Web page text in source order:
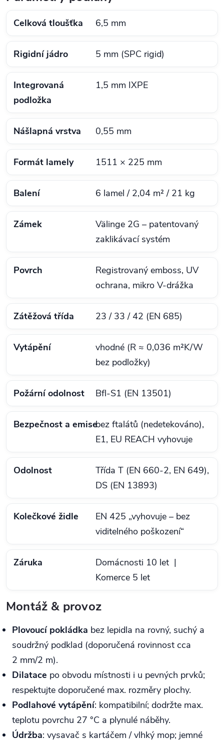
Celková tloušťka 6,5 mm
Rigidní jádro 5 mm (SPC rigid)
Integrovaná
podložka
1,5 mm IXPE
Nášlapná vrstva 0,55 mm
Formát lamely 1511 × 225 mm
Balení 6 lamel / 2,04 m² / 21 kg
Zámek
Välinge 2G – patentovaný
zaklikávací systém
Povrch
Registrovaný emboss, UV
ochrana, mikro V‑drážka
Zátěžová třída 23 / 33 / 42 (EN 685)
Vytápění
vhodné (R ≈ 0,036 m²K/W
bez podložky)
Požární odolnost Bfl‑S1 (EN 13501)
Bezpečnost a emisebez ftalátů (nedetekováno),
E1, EU REACH vyhovuje
Odolnost
Třída T (EN 660‑2, EN 649),
DS (EN 13893)
Kolečkové židle
EN 425 „vyhovuje – bez
viditelného poškození“
Záruka
Domácnosti 10 let |
Komerce 5 let
Montáž & provoz
Plovoucí pokládka bez lepidla na rovný, suchý a
soudržný podklad (doporučená rovinnost cca
2 mm/2 m).
Dilatace po obvodu místnosti i u pevných prvků;
respektujte doporučené max. rozměry plochy.
Podlahové vytápění: kompatibilní; dodržte max.
teplotu povrchu 27 °C a plynulé náběhy.
Údržba: vysavač s kartáčem / vlhký mop; jemné